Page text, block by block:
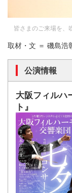
皆さまのご来場を、
取材・文 ＝ 磯島浩
公演情報
大阪フィルハ
ト』